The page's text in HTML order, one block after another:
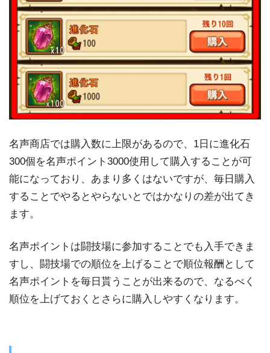
名声商店では購入数に上限があるので、1日に進化石
300個を名声ポイント3000使用して購入することが可
能になっており、あまり多くはないですが、毎日購入
することでやるとやらないとではかなりの差が出てき
ます。
名声ポイントは闘技場に参加することでも入手できま
すし、闘技場での順位を上げることで順位報酬として
名声ポイントを毎日貰うことが出来るので、なるべく
順位を上げておくとさらに購入しやすくなります。